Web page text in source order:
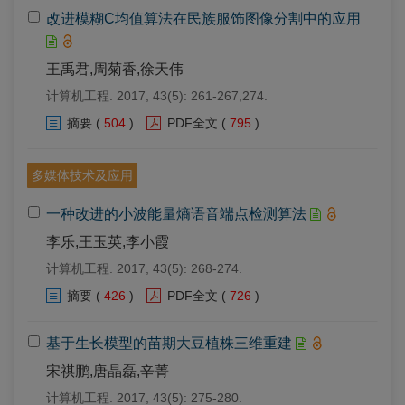
改进模糊C均值算法在民族服饰图像分割中的应用
王禹君,周菊香,徐天伟
计算机工程. 2017, 43(5): 261-267,274.
摘要 ( 504 ) PDF全文 ( 795 )
多媒体技术及应用
一种改进的小波能量熵语音端点检测算法
李乐,王玉英,李小霞
计算机工程. 2017, 43(5): 268-274.
摘要 ( 426 ) PDF全文 ( 726 )
基于生长模型的苗期大豆植株三维重建
宋祺鹏,唐晶磊,辛菁
计算机工程. 2017, 43(5): 275-280.